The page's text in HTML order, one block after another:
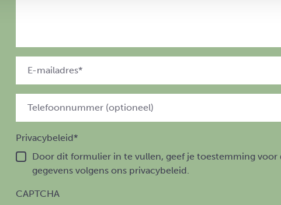
Privacybeleid*
Door dit formulier in te vullen, geef je toestemming voor
gegevens volgens ons privacybeleid.
CAPTCHA